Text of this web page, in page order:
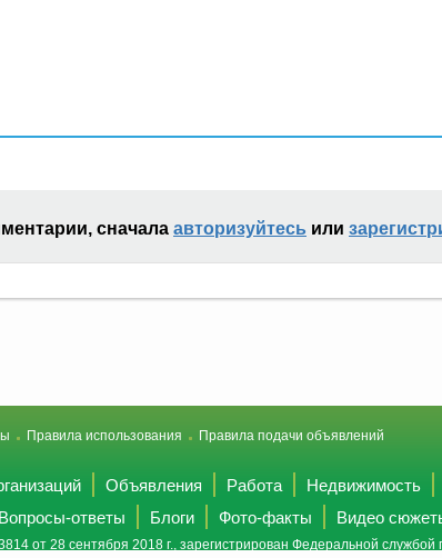
сначала авторизуйтесь или
Правила использования Правила подачи объявлений
Объявления Работа Недвижимость
Вопросы-ответы Блоги Фото-факты Видео
от 28 сентября 2018 г., зарегистрирован Федеральной